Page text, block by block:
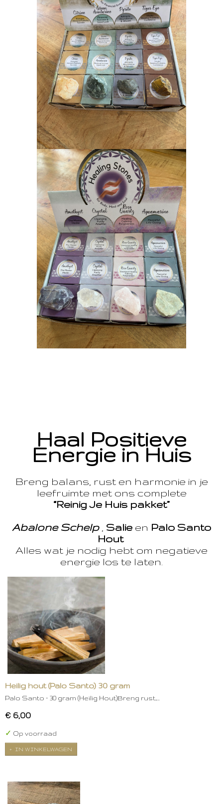
Haal Positieve
Energie in Huis
Breng balans, rust en harmonie in je
leefruimte met ons complete
“Reinig Je Huis pakket”
Abalone Schelp, Salie en Palo Santo
Hout
Alles wat je nodig hebt om negatieve
energie los te laten.
Heilig hout (Palo Santo) 30 gram
Palo Santo – 30 gram (Heilig Hout)Breng rust,…
€ 6,00
✓ Op voorraad
IN WINKELWAGEN